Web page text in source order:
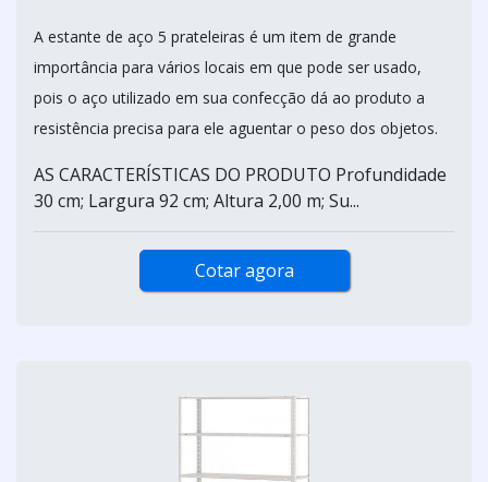
A estante de aço 5 prateleiras é um item de grande
importância para vários locais em que pode ser usado,
pois o aço utilizado em sua confecção dá ao produto a
resistência precisa para ele aguentar o peso dos objetos.
AS CARACTERÍSTICAS DO PRODUTO Profundidade
30 cm; Largura 92 cm; Altura 2,00 m; Su...
Cotar agora